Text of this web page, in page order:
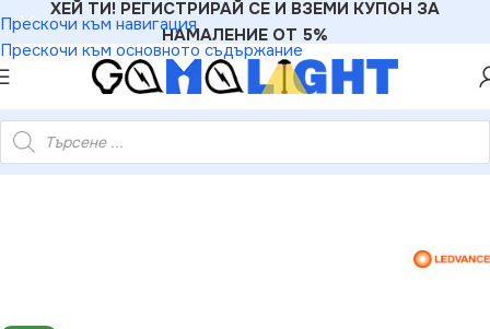
Прескочи към навигация
Прескочи към основното съдържание
ХЕЙ ТИ! РЕГИСТРИРАЙ СЕ И ВЗЕМИ КУПОН ЗА
НАМАЛЕНИЕ ОТ 5%
LED ЛАМПА VALUE FILAMENT CLA60 806lm/827 E27